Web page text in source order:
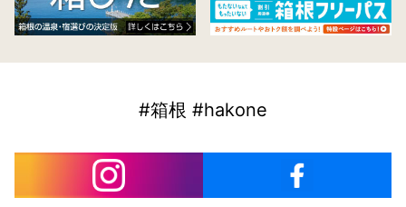
#箱根 #hakone